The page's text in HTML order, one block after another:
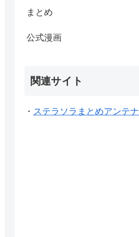
まとめ
公式漫画
関連サイト
・ ステラソラまとめアンテナ